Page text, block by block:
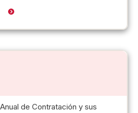
de Contratación y sus